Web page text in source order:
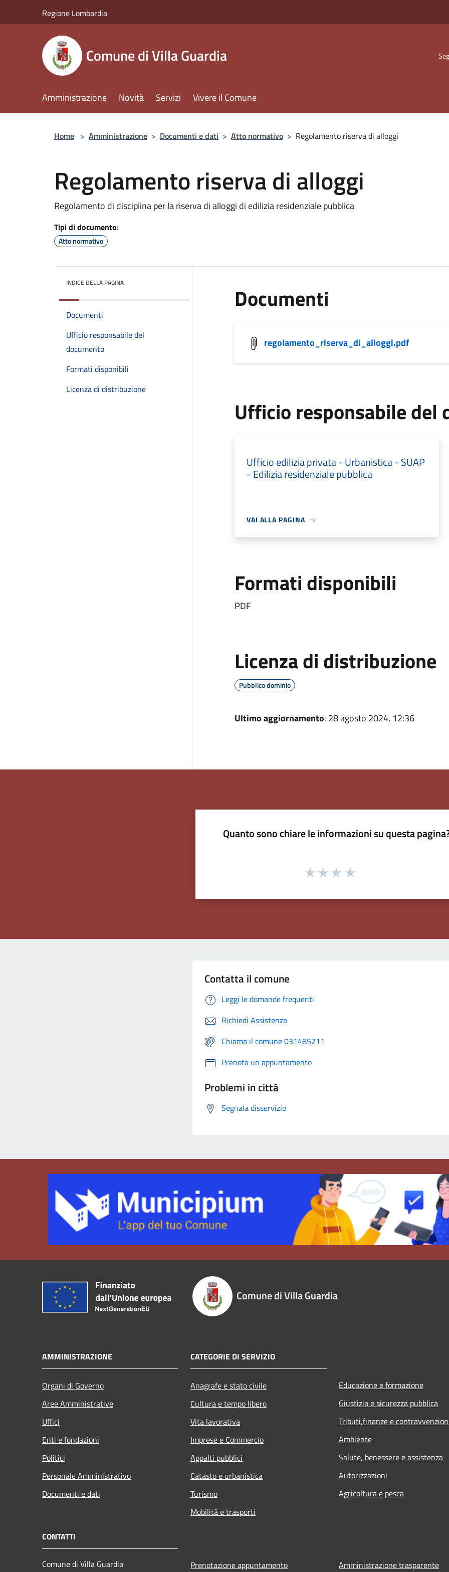
Regione Lombardia
Comune di Villa Guardia
Amministrazione Novità Servizi Vivere il Comune
Home > Amministrazione > Documenti e dati > Atto normativo > Regolamento riserva di alloggi
Regolamento riserva di alloggi
Regolamento di disciplina per la riserva di alloggi di edilizia residenziale pubblica
Tipi di documento:
Atto normativo
INDICE DELLA PAGINA
Documenti
Ufficio responsabile del
documento
Formati disponibili
Licenza di distribuzione
Documenti
regolamento_riserva_di_alloggi.pdf
Ufficio responsabile del
Ufficio edilizia privata - Urbanistica - SUAP
- Edilizia residenziale pubblica
VAI ALLA PAGINA
Formati disponibili
PDF
Licenza di distribuzione
Pubblico dominio
Ultimo aggiornamento: 28 agosto 2024, 12:36
Quanto sono chiare le informazioni su questa
Contatta il comune
Leggi le domande frequenti
Richiedi Assistenza
Chiama il comune 031485211
Prenota un appuntamento
Problemi in città
Segnala disservizio
Comune di Villa Guardia
AMMINISTRAZIONE
Organi di Governo
Aree Amministrative
Uffici
Enti e fondazioni
Politici
Personale Amministrativo
Documenti e dati
CATEGORIE DI SERVIZIO
Anagrafe e stato civile
Cultura e tempo libero
Vita lavorativa
Imprese e Commercio
Appalti pubblici
Catasto e urbanistica
Turismo
Mobilità e trasporti
Educazione e formazione
Giustizia e sicurezza pubblica
Tributi,finanze e
Ambiente
Salute, benessere e assistenza
Autorizzazioni
Agricoltura e pesca
CONTATTI
Comune di Villa Guardia
Prenotazione appuntamento Amministrazione trasparente